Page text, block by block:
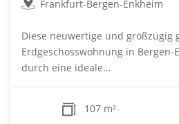
Frankfurt-Bergen-Enkheim
Diese neuwertige und großzügig
Erdgeschosswohnung in
durch eine ideale...
107 m²